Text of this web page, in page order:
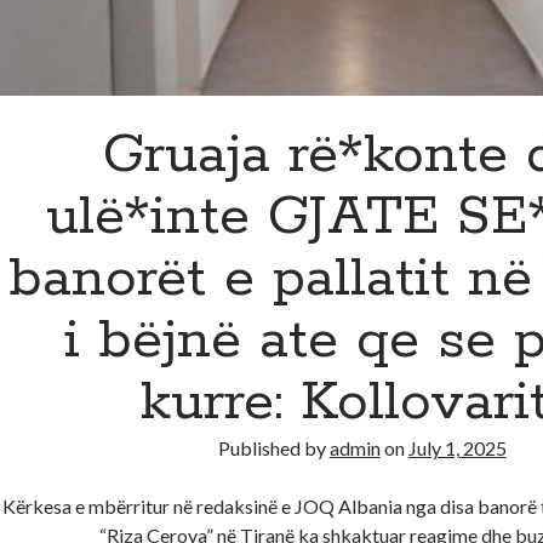
udhëtoi
sëmurë
në
malin
e
Gruaja rë*konte
ulë*inte GJATE
banorët e pallatit
i bëjnë ate qe se
kurre:
Published byadminon July 1, 2025
Kërkesa e mbërritur në redaksinë e JOQ Albania nga disa
“Riza Cerova” në Tiranë ka shkaktuar reagime dhe